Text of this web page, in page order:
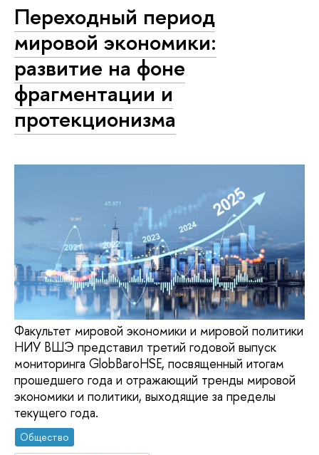
Переходный период
мировой экономики:
развитие на фоне
фрагментации и
протекционизма
Факультет мировой экономики и мировой политики
НИУ ВШЭ представил третий годовой выпуск
мониторинга GlobBaroHSE, посвященный итогам
прошедшего года и отражающий тренды мировой
экономики и политики, выходящие за пределы
текущего года.
Общество